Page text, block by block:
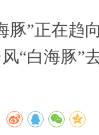
豚”正在趋
“白海豚”